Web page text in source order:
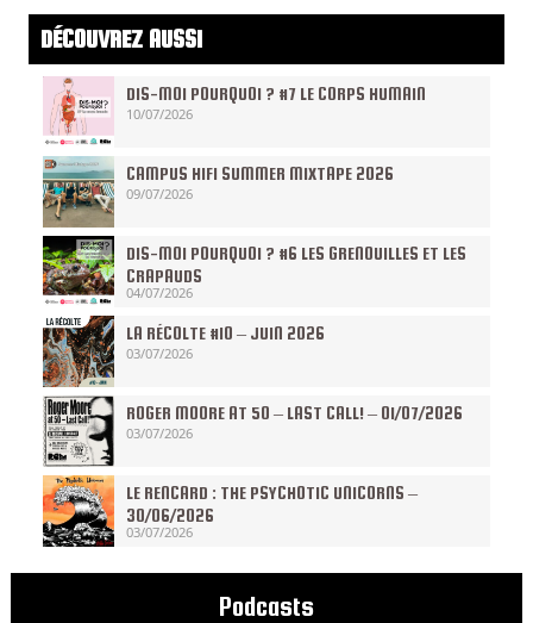
DÉCOUVREZ AUSSI
DIS-MOI POURQUOI ? #7 LE CORPS HUMAIN
10/07/2026
CAMPUS HIFI SUMMER MIXTAPE 2026
09/07/2026
DIS-MOI POURQUOI ? #6 LES GRENOUILLES ET LES
CRAPAUDS
04/07/2026
LA RÉCOLTE #10 – JUIN 2026
03/07/2026
ROGER MOORE AT 50 – LAST CALL! – 01/07/2026
03/07/2026
LE RENCARD : THE PSYCHOTIC UNICORNS –
30/06/2026
03/07/2026
Podcasts